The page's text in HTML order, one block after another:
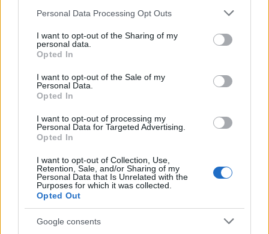
Please note that this website/app uses one or more Google
not limited to your visit or usage behaviour. You may click to
grant or deny consent to Google and its third-party tags to
use your data for below specified purposes in below Google
consent section.
Personal Data Processing Opt Outs
I want to opt-out of the Sharing of my
personal data.
Opted In
I want to opt-out of the Sale of my
Personal Data.
Opted In
I want to opt-out of processing my
Personal Data for Targeted Advertising.
Opted In
I want to opt-out of Collection, Use,
Retention, Sale, and/or Sharing of my
Personal Data that Is Unrelated with the
Purposes for which it was collected.
Opted Out
Google consents
Mogą Cię zainteresować również hasła
Eskimos
śmigus-dyngus